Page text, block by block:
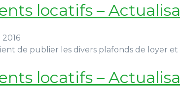
locatifs –
de publier les divers plafonds de loyer
locatifs –